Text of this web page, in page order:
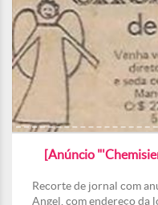
[Anúncio
Recorte de jornal com
Angel, com endereço da